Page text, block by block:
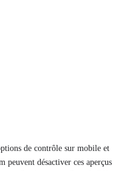
de contrôle sur mobile et
peuvent désactiver ces aperçus